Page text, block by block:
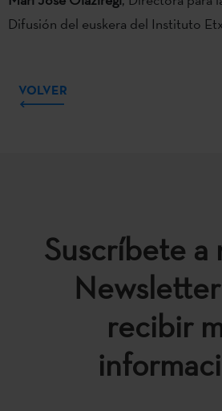
Difusión del euskera del Instituto
VOLVER
Suscríbete a
recibir